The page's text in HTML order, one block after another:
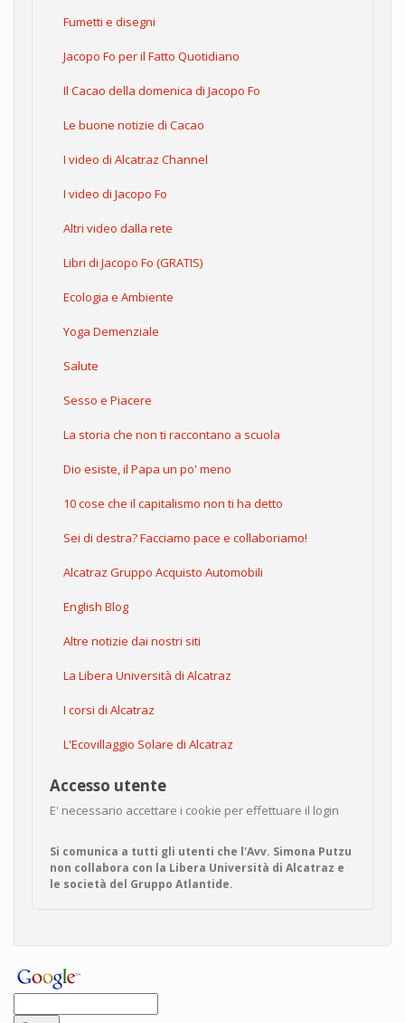
Fumetti e disegni
Jacopo Fo per il Fatto Quotidiano
Il Cacao della domenica di Jacopo Fo
Le buone notizie di Cacao
I video di Alcatraz Channel
I video di Jacopo Fo
Altri video dalla rete
Libri di Jacopo Fo (GRATIS)
Ecologia e Ambiente
Yoga Demenziale
Salute
Sesso e Piacere
La storia che non ti raccontano a scuola
Dio esiste, il Papa un po' meno
10 cose che il capitalismo non ti ha detto
Sei di destra? Facciamo pace e collaboriamo!
Alcatraz Gruppo Acquisto Automobili
English Blog
Altre notizie dai nostri siti
La Libera Università di Alcatraz
I corsi di Alcatraz
L'Ecovillaggio Solare di Alcatraz
Accesso utente
E' necessario accettare i cookie per effettuare il login
Si comunica a tutti gli utenti che l'Avv. Simona Putzu
non collabora con la Libera Università di Alcatraz e
le società del Gruppo Atlantide.